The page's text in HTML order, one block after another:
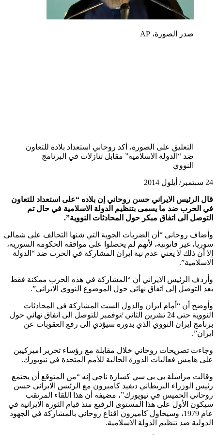
صدر الصورة، AP
التعليق على الصورة، أكد روحاني استعداد بلاده للتعاون
ضد “الدولة الاسلامية” مقابل تنازلات في البرنامج
النووي
24 سبتمبر/ أيلول 2014
قال الرئيس الايراني حسن روحاني إن بلاده “على استعداد للتعاون
في الحرب ضد ما يسمى بتنظيم الدولة الاسلامية في حال تم
التوصل الى اتفاق مبكر حول المحادثات النووية”.
وأضاف روحاني “أن الضربات الجوية التي شنها التحالف على شمالي
سوريا، غير قانونية، لأنهم لم يحصلوا على موافقة الحكومة السورية،
إلا أن ذلك لا يعني عدم نية ايران المشاركة في الحرب ضد “الدولة
الاسلامية”.
وأردف الرئيس الايراني أن “المشاركة في هذه الحرب ممكنة فقط
بعد التوصل إلى اتفاق نهائي حول الموضوع النووي الايراني”.
وأوضح أن “أمام ايران والدول الست المشاركة في المحادثات
النووية حتى 24 تشرين الثاني /نوفمبر للتوصل الى اتفاق نهائي حول
برنامج ايران النووي الذي بدوره سيؤدي الى رفع العقوبات عن
ايران”.
وجاءت تصريحات روحاني خلال مقابلة مع رؤساء تحرير اميركيين
على هامش فعاليات الدورة الحالية للأمم المتحدة في نيويورك.
وقالت مراسلة بي بي سي كسارة ناجي إنه “من المتوقع أن يجتمع
رئيس الوزراء البريطاني ديفيد كاميرون مع الرئيس الايراني حسن
روحاني الخميس في نيويورك”، مضيفة أن هذا اللقاء المرتقب
سيكون الأول على هذا المستوى الرفيع منذ قيام الثورة الايرانية في
عام 1979، وسيحاول كاميرون اقناع روحاني بالمشاركة في الجهود
الدولية ضد تنظيم الدولة الاسلامية.